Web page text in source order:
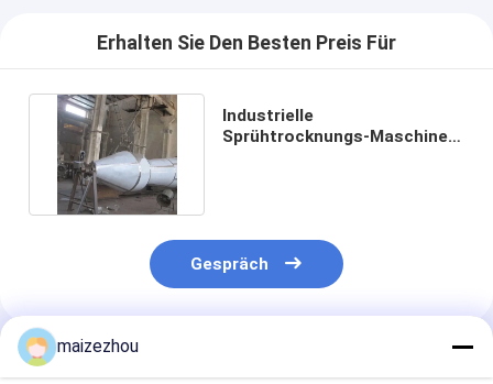
Erhalten Sie Den Besten Preis Für
Industrielle
Sprühtrocknungs-Maschine
Gespräch
Empfohlene Produkte
maizezhou